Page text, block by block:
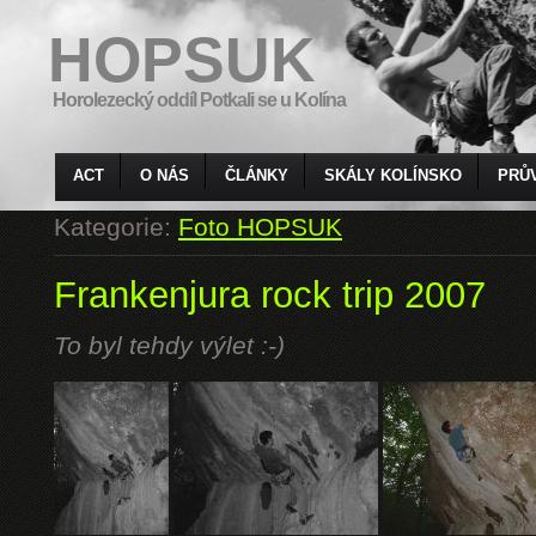
HOPSUK
Horolezecký oddíl Potkali se u Kolína
ACT O NÁS ČLÁNKY SKÁLY KOLÍNSKO
Kategorie:Foto HOPSUK
Frankenjura rock trip 2007
To byl tehdy výlet :-)